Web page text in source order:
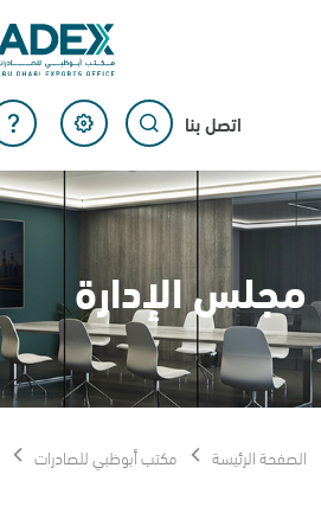
اتصل بنا
مجلس الإدارة
الصفحة الرئيسة مكتب أبوظبي للصادرات